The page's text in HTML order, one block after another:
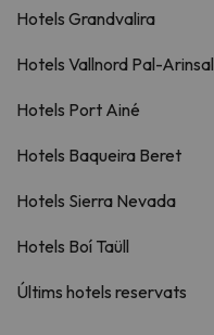
Hotels Grandvalira
Hotels Vallnord Pal-Arinsal
Hotels Port Ainé
Hotels Baqueira Beret
Hotels Sierra Nevada
Hotels Boí Taüll
Últims hotels reservats